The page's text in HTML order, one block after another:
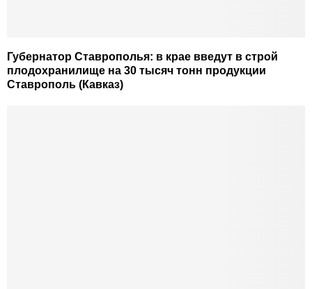
Губернатор Ставрополья: в крае введут в строй
плодохранилище на 30 тысяч тонн продукции
Ставрополь (Кавказ)